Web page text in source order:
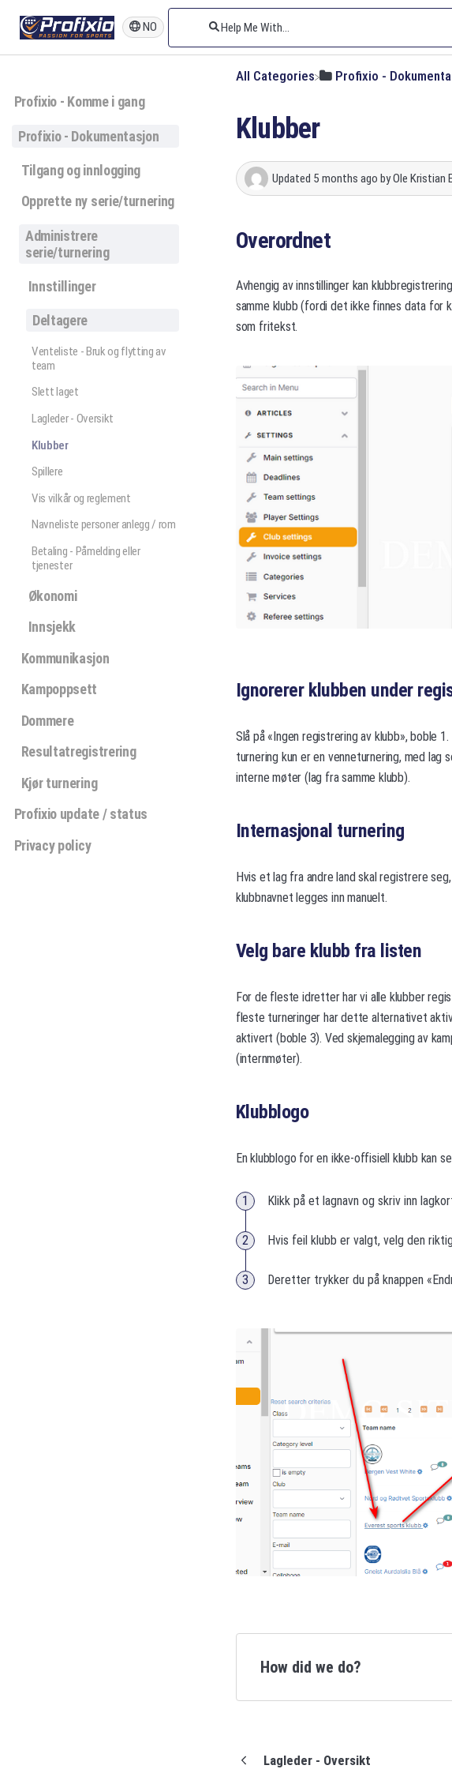
NO
Profixio - Komme i gang
Profixio - Dokumentasjon
Tilgang og innlogging
Opprette ny serie/turnering
Administrere
serie/turnering
Innstillinger
Deltagere
Venteliste - Bruk og flytting av
team
Slett laget
Lagleder - Oversikt
Klubber
Spillere
Vis vilkår og reglement
Navneliste personer anlegg / rom
Betaling - Påmelding eller
tjenester
Økonomi
Innsjekk
Kommunikasjon
Kampoppsett
Dommere
Resultatregistrering
Kjør turnering
Profixio update / status
Privacy policy
All Categories ​Profixio -
Klubber
Updated 5 months ago byOle Kristian
Overordnet
Avhengig av innstillinger kan
samme klubb (fordi det ikke finnes data for
som fritekst.
Ignorerer klubben under
Slå på «Ingen registrering av klubb», boble
turnering kun er en venneturnering, med lag
interne møter (lag fra samme klubb).
Internasjonal turnering
Hvis et lag fra andre land skal registrere
klubbnavnet legges inn manuelt.
Velg bare klubb fra listen
For de fleste idretter har vi alle klubber
fleste turneringer har dette alternativet
aktivert (boble 3). Ved skjemalegging av
(internmøter).
Klubblogo
En klubblogo for en ikke-offisiell klubb kan
Klikk på et lagnavn og skriv inn
Hvis feil klubb er valgt, velg den
Deretter trykker du på knappen
How did we do?
Lagleder - Oversikt